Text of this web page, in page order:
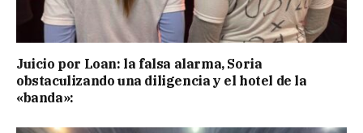
Juicio por Loan: la falsa alarma, Soria
obstaculizando una diligencia y el hotel de la
«banda»: